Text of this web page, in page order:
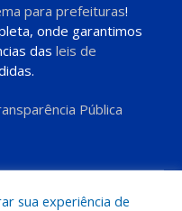
para prefeituras!
onde garantimos
das leis de
Pública
a Prefeitura de Moju
sua experiência de